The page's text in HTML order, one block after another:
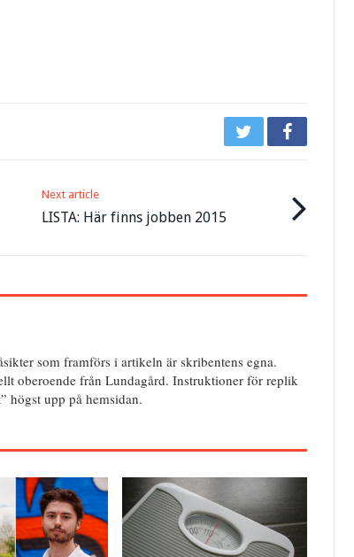
Next article
LISTA: Här finns jobben 2015
som framförs i artikeln är skribentens egna.
oberoende från Lundagård. Instruktioner för replik
högst upp på hemsidan.